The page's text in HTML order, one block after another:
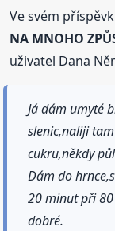
Ve svém
NA MNOHO
uživatel Dana
Já dám umyté
slenic,naliji
cukru,někdy
Dám do
20 minut při
dobré.